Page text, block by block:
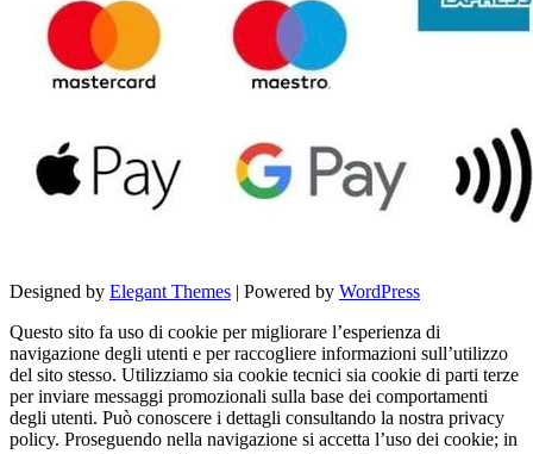
Designed by Elegant Themes | Powered by WordPress
Questo sito fa uso di cookie per migliorare l’esperienza di
navigazione degli utenti e per raccogliere informazioni sull’utilizzo
del sito stesso. Utilizziamo sia cookie tecnici sia cookie di parti terze
per inviare messaggi promozionali sulla base dei comportamenti
degli utenti. Può conoscere i dettagli consultando la nostra privacy
policy. Proseguendo nella navigazione si accetta l’uso dei cookie; in